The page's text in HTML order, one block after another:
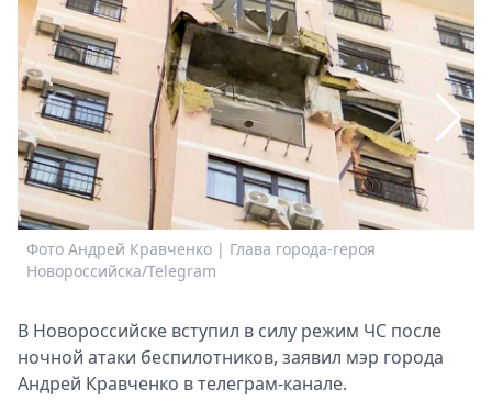
Книги
Выставки
Пресс-
релизы
О
Metro
Стримы
Спецпроекты
Звезды
Выборы
Скачай
Metro
Фото Андрей Кравченко | Глава города-героя
Новороссийска/Telegram
В Новороссийске вступил в силу режим ЧС после
ночной атаки беспилотников, заявил мэр города
Андрей Кравченко в телеграм-канале.